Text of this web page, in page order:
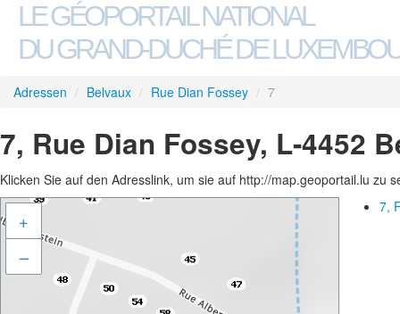
LE GÉOPORTAIL NATIONAL
DU GRAND-DUCHÉ DE
Adressen / Belvaux / Rue Dian Fossey / 7
7, Rue Dian Fossey, L-4452
Klicken Sie auf den Adresslink, um sie auf http://map.geoportail.lu zu
+
–
7,